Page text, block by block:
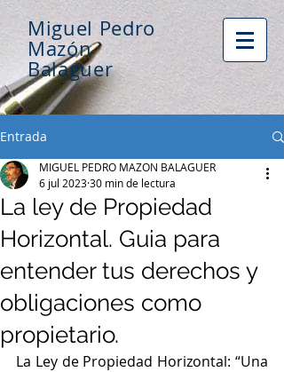
Miguel Pedro
Mazón
Balaguer
Entrada
La ley de Propiedad
Horizontal. Guia para
entender tus derechos y
obligaciones como
propietario.
MIGUEL PEDRO MAZON BALAGUER
6 jul 202330 min de lectura
La Ley de Propiedad Horizontal: “Una